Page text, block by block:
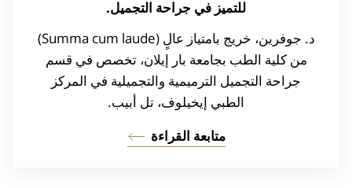
للتميز في جراحة التجميل.
د. جوفرين، خريج بامتياز عالٍ (Summa cum laude)
من كلية الطب بجامعة بار إيلان، تخصص في قسم
جراحة التجميل الترميمية والتجميلية في المركز
الطبي إيخيلوف، تل أبيب.
متابعة القراءة